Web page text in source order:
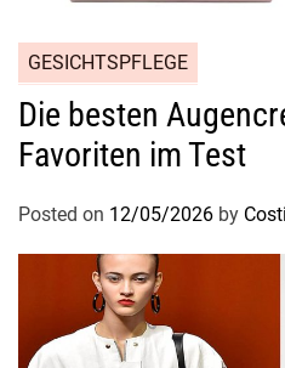
GESICHTSPFLEGE
Die besten
Favoriten im Test
Posted on 12/05/2026 by